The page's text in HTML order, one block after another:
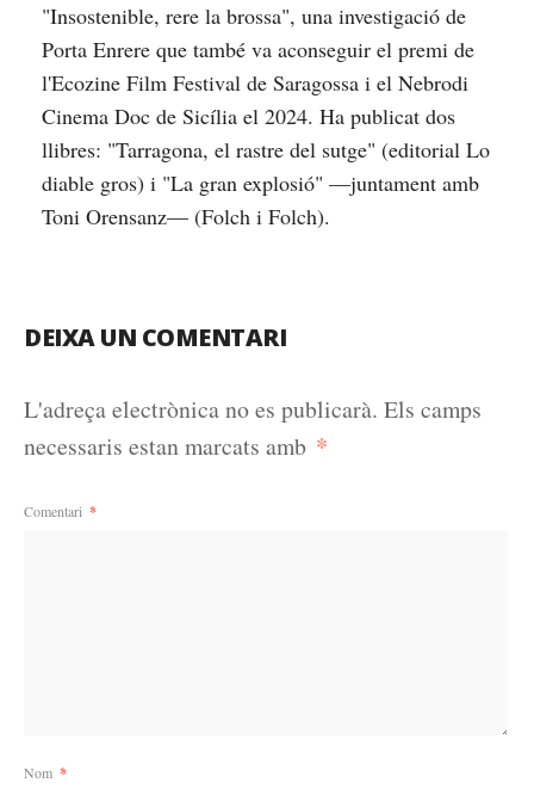
"Insostenible, rere la brossa", una investigació de
Porta Enrere que també va aconseguir el premi de
l'Ecozine Film Festival de Saragossa i el Nebrodi
Cinema Doc de Sicília el 2024. Ha publicat dos
llibres: "Tarragona, el rastre del sutge" (editorial Lo
diable gros) i "La gran explosió" —juntament amb
Toni Orensanz— (Folch i Folch).
DEIXA UN COMENTARI
L'adreça electrònica no es publicarà. Els camps
necessaris estan marcats amb *
Comentari *
Nom *